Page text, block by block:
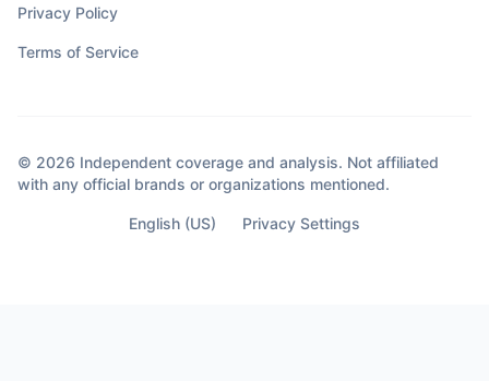
Privacy Policy
Terms of Service
© 2026 Independent coverage and analysis. Not affiliated
with any official brands or organizations mentioned.
English (US) Privacy Settings